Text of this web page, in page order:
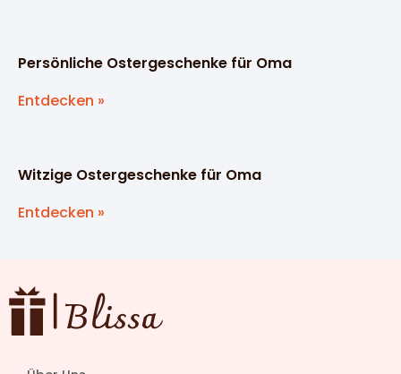
Persönliche Ostergeschenke für Oma
Entdecken »
Witzige Ostergeschenke für Oma
Entdecken »